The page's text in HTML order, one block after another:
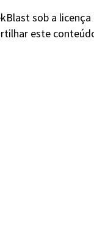
sob a licença
este